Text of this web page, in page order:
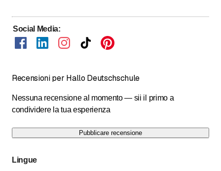
Social Media:
Recensioni per Hallo Deutschschule
Nessuna recensione al momento — sii il primo a
condividere la tua esperienza
Pubblicare recensione
Lingue